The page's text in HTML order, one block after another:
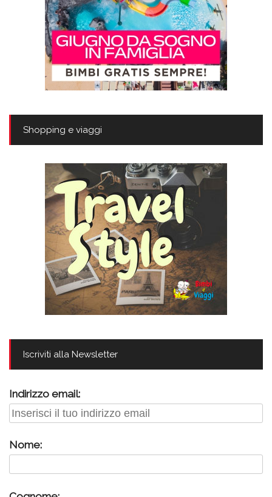
Shopping e viaggi
Iscriviti alla Newsletter
Indirizzo email:
Nome: